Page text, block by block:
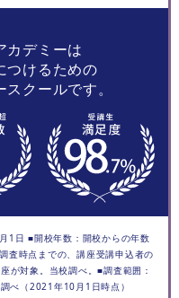
カデミーは
つけるための
クールです。
日 ■開校年数：開校からの年数
査時点までの、講座受講申込者の
が対象。当校調べ。■調査範囲：
べ（2021年10月1日時点）